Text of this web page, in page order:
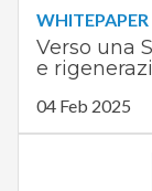
WHITEPAPER
Verso una
e
04 Feb 2025